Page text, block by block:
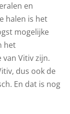
en
halen is het
mogelijke
het
van Vitiv zijn.
dus ook de
En dat is nog